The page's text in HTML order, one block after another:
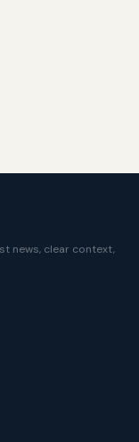
news, clear context,